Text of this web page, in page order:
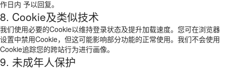
作日内 予以回复。
8. Cookie及类似技术
我们使用必要的Cookie以维持登录状态及提升加载速度。您可在浏览器
设置中禁用Cookie，但这可能影响部分功能的正常使用。我们不会使用
Cookie追踪您的跨站行为进行画像。
9. 未成年人保护